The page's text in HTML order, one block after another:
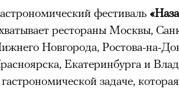
фестиваль
рестораны Москвы,
Новгорода, Ростова-на-
Екатеринбурга и
задаче,
рекламу и
бренда.
Ирину
к жанру